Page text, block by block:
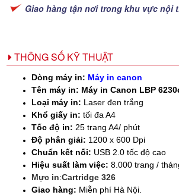
Giao hàng tận nơi trong khu vực nội
THÔNG SỐ KỸ THUẬT
Dòng máy in: Máy in canon
Tên máy in: Máy in Canon LBP
Loại máy in: Laser đen trắng
Khổ giấy in: tối đa A4
Tốc độ in: 25 trang A4/ phút
Độ phân giải: 1200 x 600 Dpi
Chuẩn kết nối: USB 2.0 tốc độ cao
Hiệu suất làm việc: 8.000 trang /
Mực in:Cartridge 326
Giao hàng: Miễn phí Hà Nội.